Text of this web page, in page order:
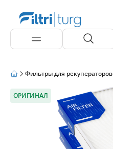
Фильтры для рекуператоров
ОРИГИНАЛ